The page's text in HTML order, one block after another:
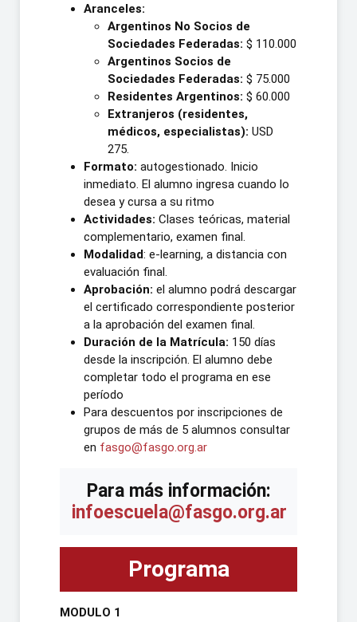
Aranceles:
Argentinos No Socios de
Sociedades Federadas: $ 110.000
Argentinos Socios de
Sociedades Federadas: $ 75.000
Residentes Argentinos: $ 60.000
Extranjeros (residentes,
médicos, especialistas): USD
275.
Formato: autogestionado. Inicio
inmediato. El alumno ingresa cuando lo
desea y cursa a su ritmo
Actividades: Clases teóricas, material
complementario, examen final.
Modalidad: e-learning, a distancia con
evaluación final.
Aprobación: el alumno podrá descargar
el certificado correspondiente posterior
a la aprobación del examen final.
Duración de la Matrícula: 150 días
desde la inscripción. El alumno debe
completar todo el programa en ese
período
Para descuentos por inscripciones de
grupos de más de 5 alumnos consultar
en fasgo@fasgo.org.ar
Para más información:
infoescuela@fasgo.org.ar
Programa
MODULO 1